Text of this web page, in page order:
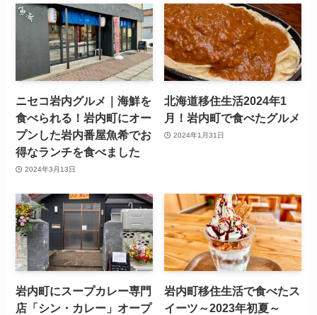
ニセコ岩内グルメ｜海鮮を
食べられる！岩内町にオー
プンした岩内番屋魚希でお
得なランチを食べました
2024年3月13日
北海道移住生活2024年1
月！岩内町で食べたグルメ
2024年1月31日
岩内町にスープカレー専門
店「シン・カレー」オープ
岩内町移住生活で食べたス
イーツ～2023年初夏～